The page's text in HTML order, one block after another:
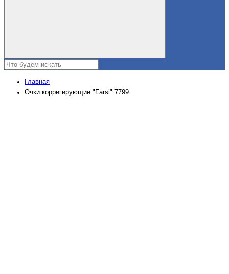
Главная
Очки корригирующие "Farsi" 7799